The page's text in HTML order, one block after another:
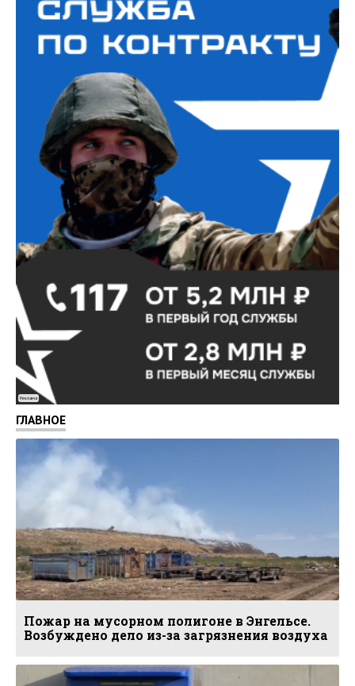
Реклама
ГЛАВНОЕ
Пожар на мусорном полигоне в Энгельсе.
Возбуждено дело из-за загрязнения воздуха